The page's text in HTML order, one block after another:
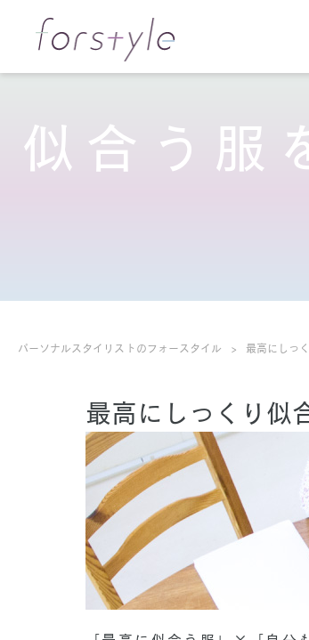
似合う服
パーソナルスタイリストのフォースタイル 最高にしっ
最高にしっくり似